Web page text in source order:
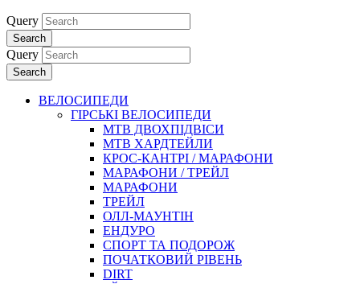
Query
Search
Query
Search
ВЕЛОСИПЕДИ
ГІРСЬКІ ВЕЛОСИПЕДИ
MTB ДВОХПIДВIСИ
MTB ХАРДТЕЙЛИ
КРОС-КАНТРI / МАРАФОНИ
МАРАФОНИ / ТРЕЙЛ
МАРАФОНИ
ТРЕЙЛ
ОЛЛ-МАУНТIН
ЕНДУРО
СПОРТ ТА ПОДОРОЖ
ПОЧАТКОВИЙ РIВЕНЬ
DIRT